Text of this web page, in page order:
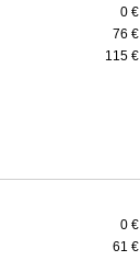
0 €
76 €
115 €
0 €
61 €